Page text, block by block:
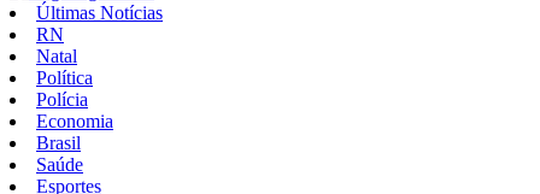
Últimas Notícias
RN
Natal
Política
Polícia
Economia
Brasil
Saúde
Esportes